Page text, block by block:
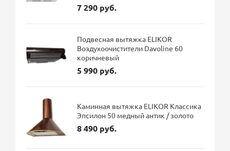
7 290 руб.
Подвесная вытяжка ELIKOR
Воздухоочистители Davoline 60
коричневый
5 990 руб.
Каминная вытяжка ELIKOR Классика
Эпсилон 50 медный антик / золото
8 490 руб.